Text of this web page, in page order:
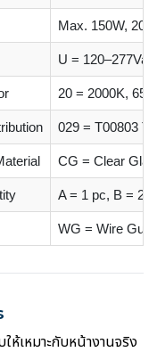
Max. 150W,
U =
20 = 2000K, 65
029 = T00803
CG = Clear
A = 1 pc, B = 2
WG = Wire
เหมาะกับหน้างานจริง